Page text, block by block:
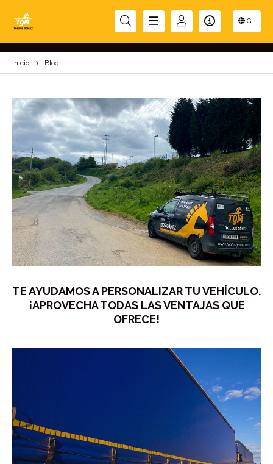
GL
BLOG
Inicio Blog
TE AYUDAMOS A PERSONALIZAR TU VEHÍCULO.
¡APROVECHA TODAS LAS VENTAJAS QUE
OFRECE!